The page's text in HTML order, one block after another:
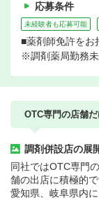
応募条件
未経験者も応募可能
■薬剤師免許をお
※調剤薬局勤務未
OTC専門の店舗だ
調剤併設店の展
同社ではOTC専門
舗の出店に積極的で
愛知県、岐阜県内